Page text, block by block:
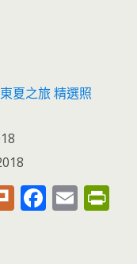
夏之旅 精選照
Pl F E